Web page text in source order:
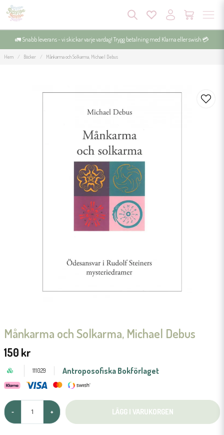
🚛 Snabb leverans - vi skickar varje vardag! Trygg betalning med Klarna eller swish 💳
Hem Böcker Månkarma och Solkarma, Michael Debus
Månkarma och Solkarma, Michael Debus
150 kr
111029 Antroposofiska Bokförlaget
- + LÄGG I VARUKORGEN